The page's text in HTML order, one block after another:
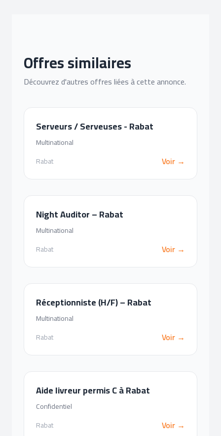
Offres similaires
Découvrez d'autres offres liées à cette annonce.
Serveurs / Serveuses - Rabat
Multinational
Rabat
Voir →
Night Auditor – Rabat
Multinational
Rabat
Voir →
Réceptionniste (H/F) – Rabat
Multinational
Rabat
Voir →
Aide livreur permis C à Rabat
Confidentiel
Rabat
Voir →